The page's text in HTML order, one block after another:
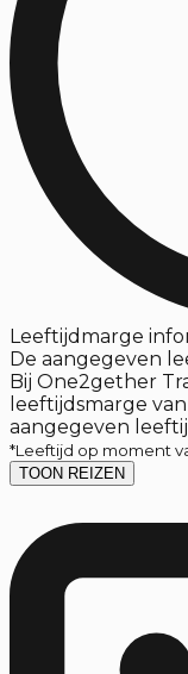
Leeftijdmarge
De aangegeven
Bij One2gether
leeftijdsmarge
aangegeven
*Leeftijd op moment
TOON REIZEN